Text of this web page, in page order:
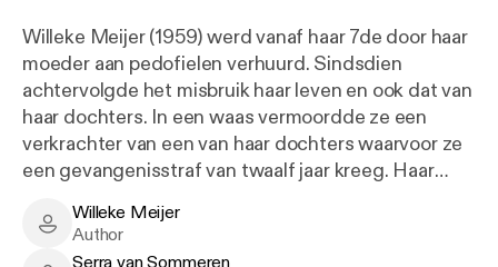
Willeke Meijer (1959) werd vanaf haar 7de door haar
moeder aan pedofielen verhuurd. Sindsdien
achtervolgde het misbruik haar leven en ook dat van
haar dochters. In een waas vermoordde ze een
verkrachter van een van haar dochters waarvoor ze
een gevangenisstraf van twaalf jaar kreeg. Haar
& Bert Voskuil sprongen voor haar in de bres. Na
haar straf te hebben uitgezeten bleek dat ze haar
Willeke Meijer - Author
Willeke Meijer
Author
Serra van Sommeren